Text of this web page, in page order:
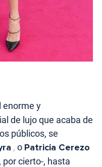
enorme y
de lujo que acaba de
públicos, se
, o Patricia Cerezo
cierto-, hasta